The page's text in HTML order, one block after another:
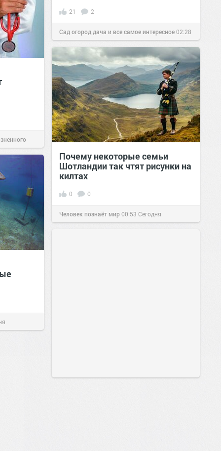
21 2
Сад огород дача и все самое интересное02:28
19 окт 2016
Почему некоторые семьи
Шотландии так чтят рисунки на
килтах
0 0
Человек познаёт мир00:53 Сегодня